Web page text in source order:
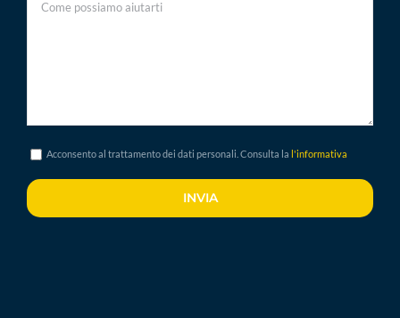
Acconsento al trattamento dei dati personali. Consulta la l'informativa